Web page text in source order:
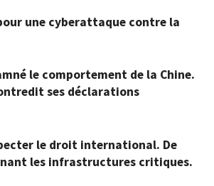
une cyberattaque contre la
le comportement de la Chine.
ses déclarations
le droit international. De
les infrastructures critiques.